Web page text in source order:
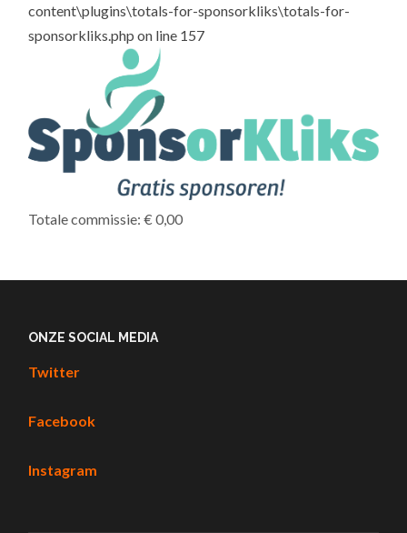
content\plugins\totals-for-sponsorkliks\totals-for-
sponsorkliks.php on line 157
Totale commissie: € 0,00
ONZE SOCIAL MEDIA
Twitter
Facebook
Instagram